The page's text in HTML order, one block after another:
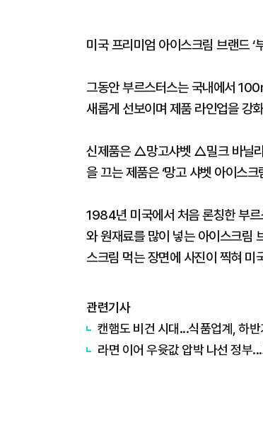
미국 프리미엄 아이스크림 브랜드
그동안 부르스터스는 국내에서
새롭게 선보이며 제품 라인업을 강
신제품은 △망고샤벳 △밀크 바닐
을 끄는 제품은 ‘망고 샤벳 아이스
1984년 미국에서 처음 론칭한 부
와 원재료를 많이 넣는 아이스크림
스크림 먹는 장면에 사진이 찍혀 미
관련기사
캔햄도 비건 시대...식품업계, 하
라면 이어 우윳값 압박 나선 정부